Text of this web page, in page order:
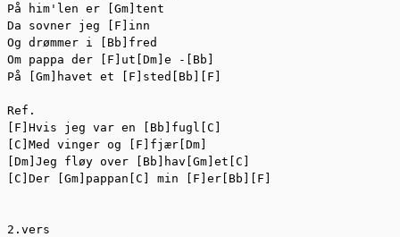
På him'len er [Gm]tent
Da sovner jeg [F]inn
Og drømmer i [Bb]fred
Om pappa der [F]ut[Dm]e -[Bb]
På [Gm]havet et [F]sted[Bb][F]
Ref.
[F]Hvis jeg var en [Bb]fugl[C]
[C]Med vinger og [F]fjær[Dm]
[Dm]Jeg fløy over [Bb]hav[Gm]et[C]
[C]Der [Gm]pappan[C] min [F]er[Bb][F]
2.vers